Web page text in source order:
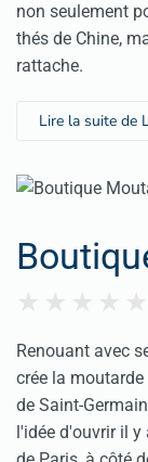
non seulement
thés de Chine,
rattache.
Lire la suite de
Renouant avec
crée la
de Saint-
l'idée d'ouvrir il